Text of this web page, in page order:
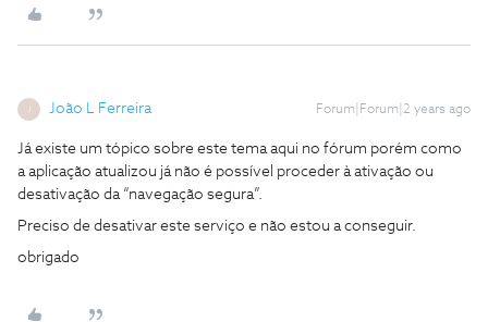
João L Ferreira Forum|Forum|2 years ago
Já existe um tópico sobre este tema aqui no fórum porém como
a aplicação atualizou já não é possível proceder à ativação ou
desativação da “navegação segura”.
Preciso de desativar este serviço e não estou a conseguir.
obrigado